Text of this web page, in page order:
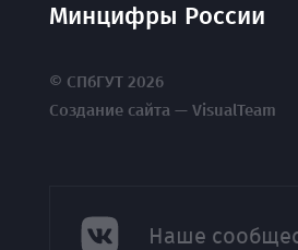
Минцифры России
© СПбГУТ 2026
Создание сайта — VisualTeam
Наше